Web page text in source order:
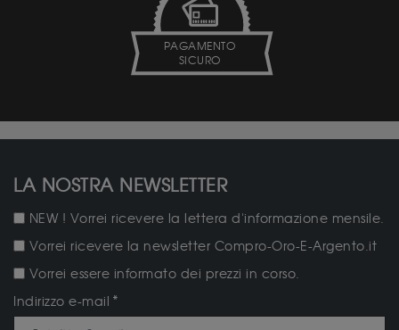
PAGAMENTO
SICURO
LA NOSTRA NEWSLETTER
NEW ! Vorrei ricevere la lettera d'informazione mensile.
Vorrei ricevere la newsletter Compro-Oro-E-Argento.it
Vorrei essere informato dei prezzi in corso.
Indirizzo e-mail